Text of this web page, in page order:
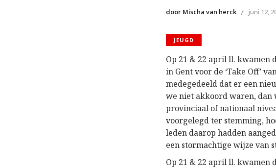
door Mischa van herck juni 12,
JEUGD
Op 21 & 22 april ll. kwamen
in Gent voor de ‘Take Off’
medegedeeld dat er een
we niet akkoord waren, dan
provinciaal of nationaal
voorgelegd ter stemming,
leden daarop hadden
een stormachtige wijze van
Op 21 & 22 april ll. kwamen